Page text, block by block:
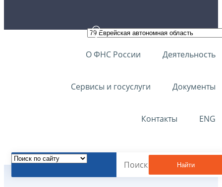
О ФНС России Деятельность
Сервисы и госуслуги Документы
Контакты ENG
Найти